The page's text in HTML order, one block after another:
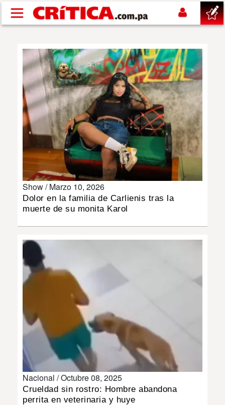
Pasar al contenido principal
SUCESOS
NACIONAL
POLÍTICA
SHOW
DEPORTES
INSÓLITAS
MULTIMEDIA
Show /Marzo 10, 2026
Dolor en la familia de Carlienis tras la
muerte de su monita Karol
Nacional /Octubre 08, 2025
Crueldad sin rostro: Hombre abandona
perrita en veterinaria y huye